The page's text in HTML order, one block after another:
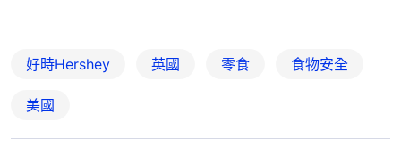
好時Hershey 英國 零食 食物安全
美國